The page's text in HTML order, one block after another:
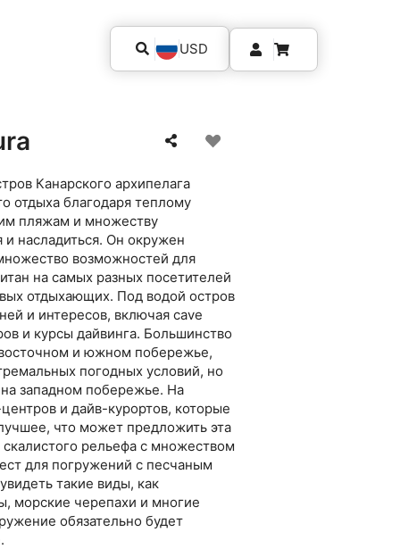
USD
Канарского архипелага
отдыха благодаря теплому
пляжам и множеству
насладиться. Он окружен
возможностей для
на самых разных посетителей
отдыхающих. Под водой остров
и интересов, включая cave
и курсы дайвинга. Большинство
и южном побережье,
погодных условий, но
западном побережье. На
и дайв-курортов, которые
что может предложить эта
рельефа с множеством
для погружений с песчаным
такие виды, как
морские черепахи и многие
обязательно будет